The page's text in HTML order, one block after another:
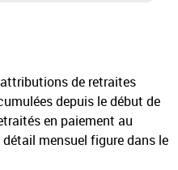
de retraites
depuis le début de
en paiement au
mensuel figure dans le